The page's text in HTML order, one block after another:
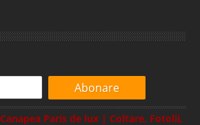
Abonare
Canapea Paris de lux | Coltare, Fotolii,